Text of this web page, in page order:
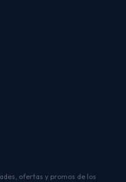
ofertas y promos de los